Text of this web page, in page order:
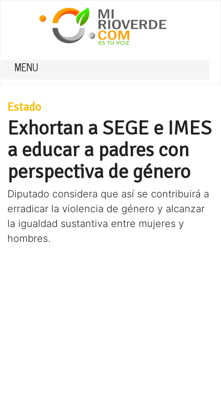
MENU
Estado
Exhortan a SEGE e IMES
a educar a padres con
perspectiva de género
Diputado considera que así se contribuirá a
erradicar la violencia de género y alcanzar
la igualdad sustantiva entre mujeres y
hombres.